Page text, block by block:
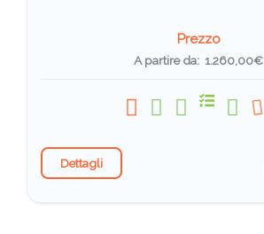
Prezzo
A partire da: 1.260,00€
Dettagli